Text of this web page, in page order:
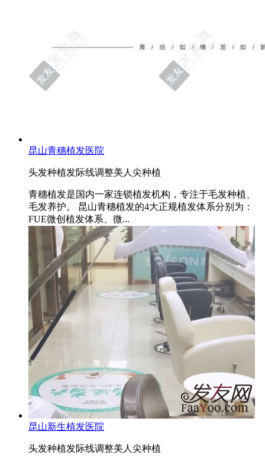
昆山青穗植发医院
头发种植发际线调整美人尖种植
青穗植发是国内一家连锁植发机构，专注于毛发种植、
毛发养护。 昆山青穗植发的4大正规植发体系分别为：
FUE微创植发体系、微...
昆山新生植发医院
头发种植发际线调整美人尖种植